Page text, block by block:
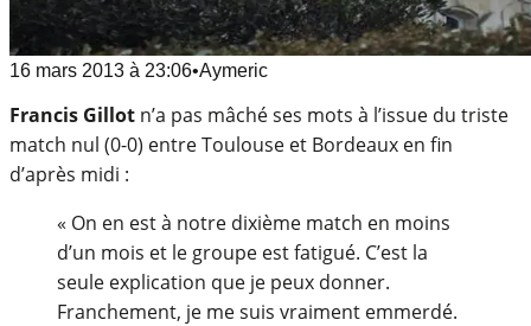
16 mars 2013 à 23:06•Aymeric
Francis Gillot n’a pas mâché ses mots à l’issue du triste
match nul (0-0) entre Toulouse et Bordeaux en fin
d’après midi :
« On en est à notre dixième match en moins
d’un mois et le groupe est fatigué. C’est la
seule explication que je peux donner.
Franchement, je me suis vraiment emmerdé.